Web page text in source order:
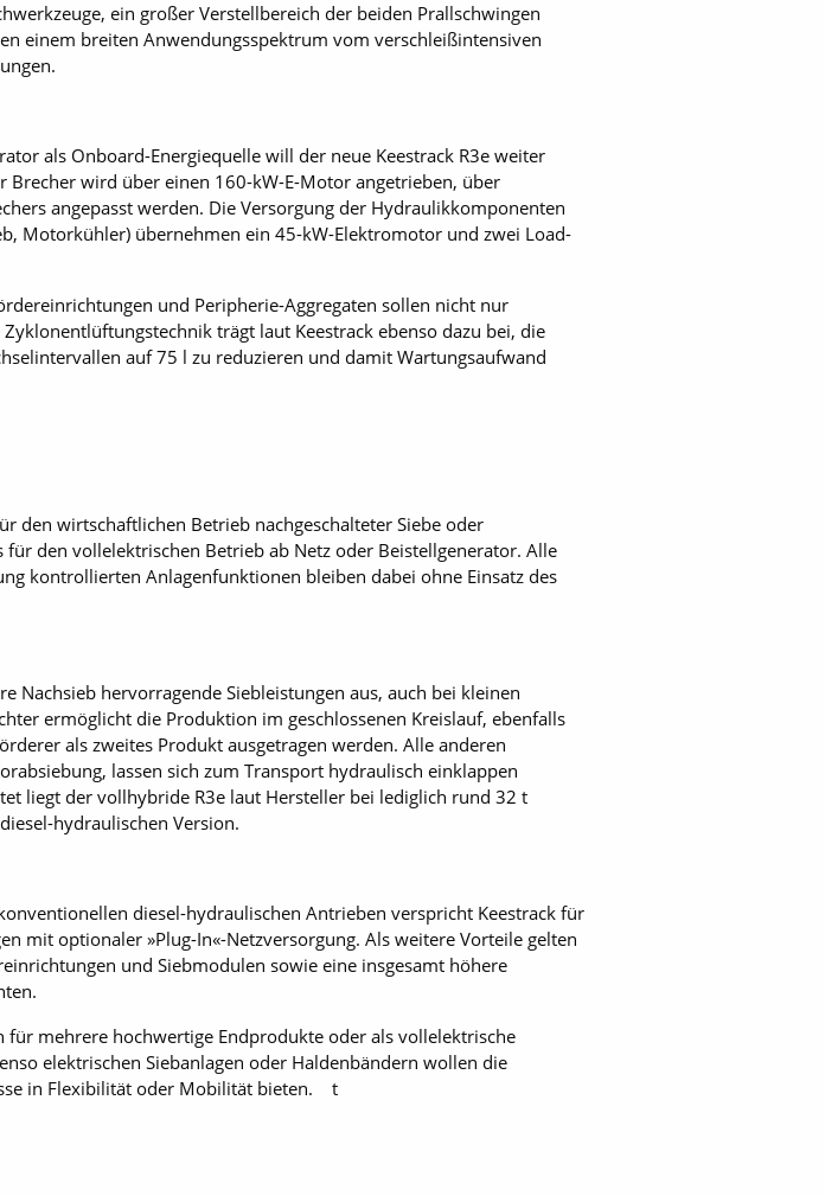
ein großer Verstellbereich der beiden Prallschwingen
einem breiten Anwendungsspektrum vom verschleißintensiven
als Onboard-Energiequelle will der neue Keestrack R3e weiter
wird über einen 160-kW-E-Motor angetrieben, über
angepasst werden. Die Versorgung der Hydraulikkomponenten
Motorkühler) übernehmen ein 45-kW-Elektromotor und zwei Load-
und Peripherie-Aggregaten sollen nicht nur
trägt laut Keestrack ebenso dazu bei, die
auf 75 l zu reduzieren und damit Wartungsaufwand
den wirtschaftlichen Betrieb nachgeschalteter Siebe oder
den vollelektrischen Betrieb ab Netz oder Beistellgenerator. Alle
kontrollierten Anlagenfunktionen bleiben dabei ohne Einsatz des
Nachsieb hervorragende Siebleistungen aus, auch bei kleinen
ermöglicht die Produktion im geschlossenen Kreislauf, ebenfalls
als zweites Produkt ausgetragen werden. Alle anderen
lassen sich zum Transport hydraulisch einklappen
liegt der vollhybride R3e laut Hersteller bei lediglich rund 32 t
hydraulischen Version.
diesel-hydraulischen Antrieben verspricht Keestrack für
mit optionaler »Plug-In«-Netzversorgung. Als weitere Vorteile gelten
und Siebmodulen sowie eine insgesamt höhere
mehrere hochwertige Endprodukte oder als vollelektrische
elektrischen Siebanlagen oder Haldenbändern wollen die
in Flexibilität oder Mobilität bieten. t